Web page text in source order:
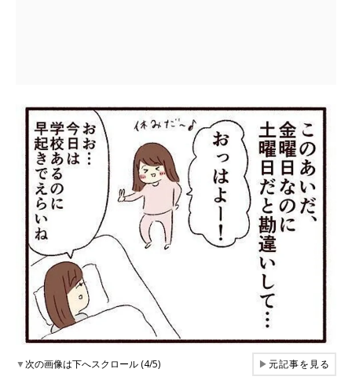
▼次の画像は下へスクロール (4/5) ▶元記事を見る